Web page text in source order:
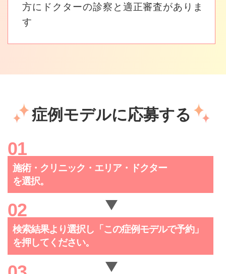
方にドクターの診察と適正審査がありま
す
症例モデルに応募する
施術・クリニック・ エリア・ドクター
を選択。
検索結果より選択し「この症例モデルで予約」
を押してください。